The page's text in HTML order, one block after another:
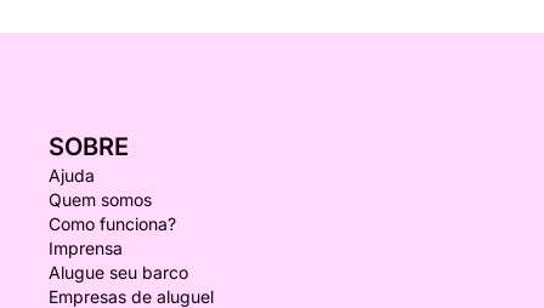
SOBRE
Ajuda
Quem somos
Como funciona?
Imprensa
Alugue seu barco
Empresas de aluguel